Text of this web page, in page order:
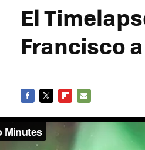
El
Francisco
MAIL